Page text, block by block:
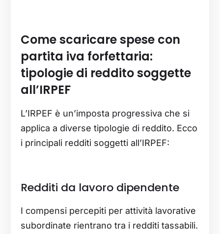
Come scaricare spese con
partita iva forfettaria:
tipologie di reddito soggette
all’IRPEF
L’IRPEF è un’imposta progressiva che si
applica a diverse tipologie di reddito. Ecco
i principali redditi soggetti all’IRPEF:
Redditi da lavoro dipendente
I compensi percepiti per attività lavorative
subordinate rientrano tra i redditi tassabili.